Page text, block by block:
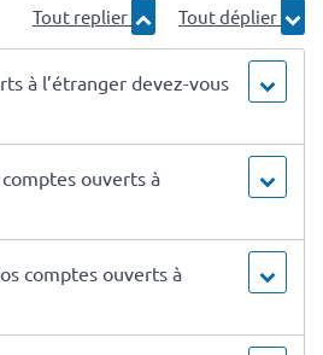
Tout replier Tout déplier
à l’étranger devez-vous
ouverts à
comptes ouverts à